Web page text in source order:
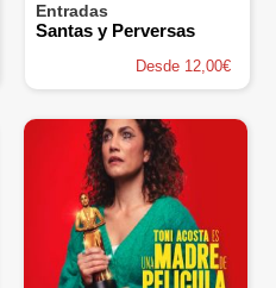
Entradas
Santas y Perversas
Desde 12,00€